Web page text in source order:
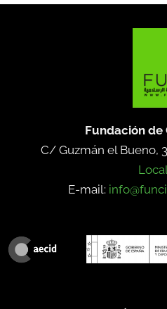
Fundación
C/ Guzmán el Bueno,
E-mail: